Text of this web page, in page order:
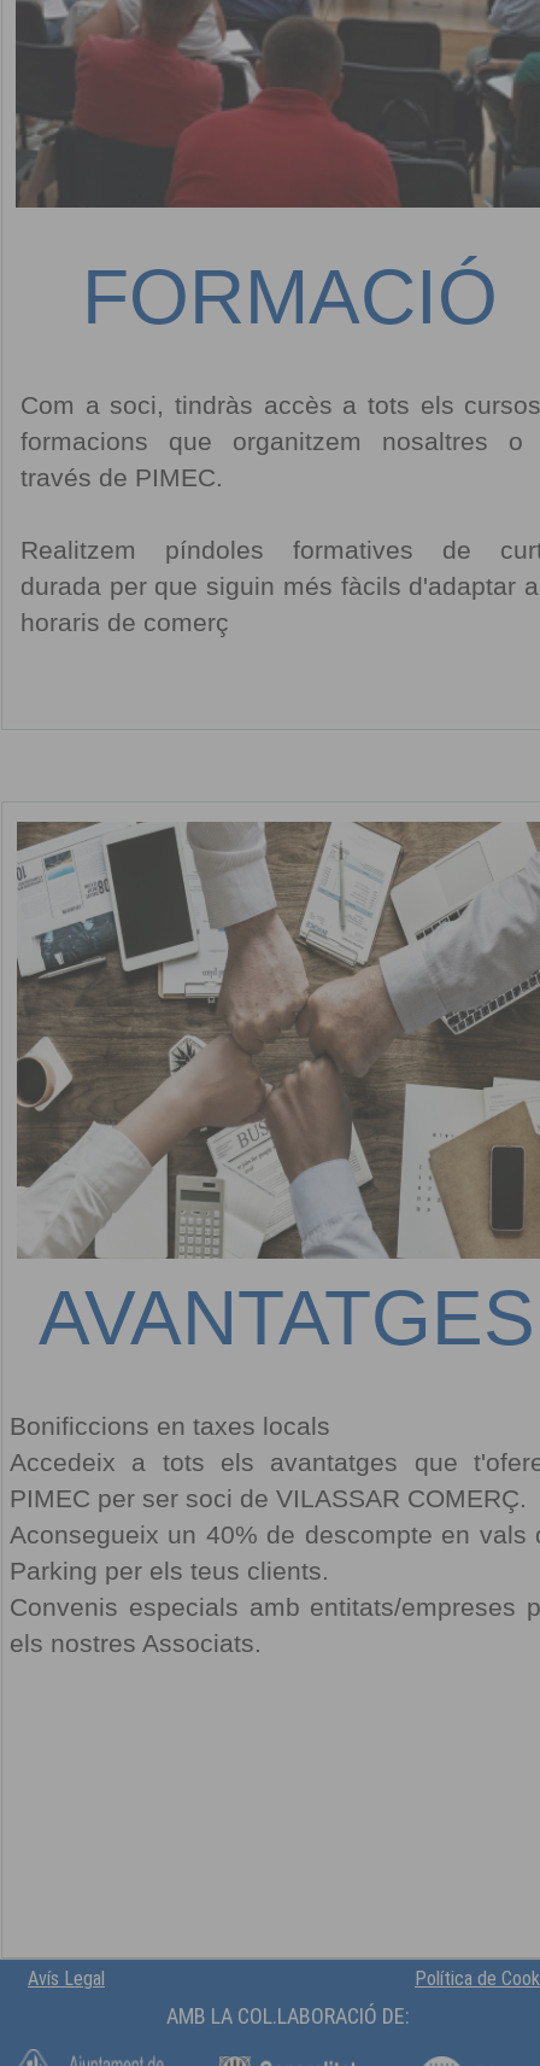
FORMACIÓ
Com a soci, tindràs accès a tots els
formacions que organitzem nosaltres o
través de PIMEC.
Realitzem píndoles formatives de
durada per que siguin més fàcils d'adaptar
horaris de comerç
AVANTATGES
Bonificcions en taxes locals
Accedeix a tots els avantatges que
PIMEC per ser soci de VILASSAR COMERÇ.
Aconsegueix un 40% de descompte en vals
Parking per els teus clients.
Convenis especials amb entitats/empreses
els nostres Associats.
Avís Legal Política de
AMB LA COL.LABORACIÓ DE: